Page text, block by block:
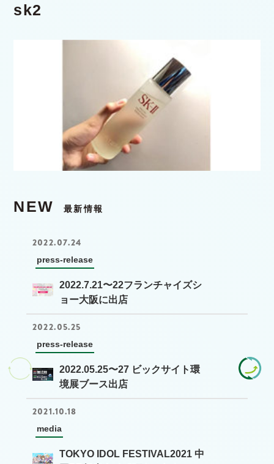
sk2
NEW 最新情報
2022.07.24
press-release
2022.7.21〜22フランチャイズシ
ョー大阪に出店
2022.05.25
press-release
2022.05.25〜27 ビックサイト環
境展ブース出店
2021.10.18
media
TOKYO IDOL FESTIVAL2021 中